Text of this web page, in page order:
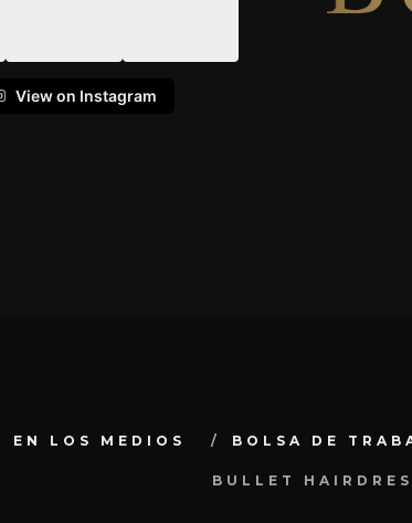
View on Instagram
EN LOS MEDIOS BOLSA DE
BULLET